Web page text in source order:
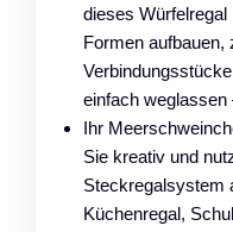
dieses
Formen aufbauen,
einfach weglassen
Ihr
Sie kreativ und
Steckregalsystem
Küchenregal,